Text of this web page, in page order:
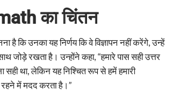
का चिंतन
है कि उनका यह निर्णय कि वे विज्ञापन नहीं करेंगे, उन्हें
जोड़े रखता है। उन्होंने कहा, “हमारे पास सही उत्तर
सही था, लेकिन यह निश्चित रूप से हमें हमारी
में मदद करता है।”